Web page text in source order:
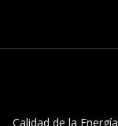
Calidad de la Energía